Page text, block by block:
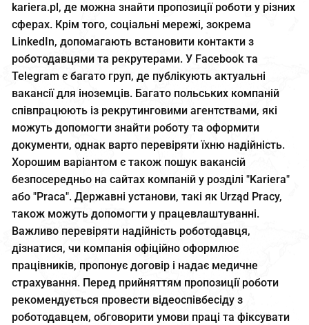
kariera.pl, де можна знайти пропозиції роботи у різних
сферах. Крім того, соціальні мережі, зокрема
LinkedIn, допомагають встановити контакти з
роботодавцями та рекрутерами. У Facebook та
Telegram є багато груп, де публікують актуальні
вакансії для іноземців. Багато польських компаній
співпрацюють із рекрутинговими агентствами, які
можуть допомогти знайти роботу та оформити
документи, однак варто перевіряти їхню надійність.
Хорошим варіантом є також пошук вакансій
безпосередньо на сайтах компаній у розділі "Kariera"
або "Praca". Державні установи, такі як Urząd Pracy,
також можуть допомогти у працевлаштуванні.
Важливо перевіряти надійність роботодавця,
дізнатися, чи компанія офіційно оформлює
працівників, пропонує договір і надає медичне
страхування. Перед прийняттям пропозиції роботи
рекомендується провести відеоспівбесіду з
роботодавцем, обговорити умови праці та фіксувати